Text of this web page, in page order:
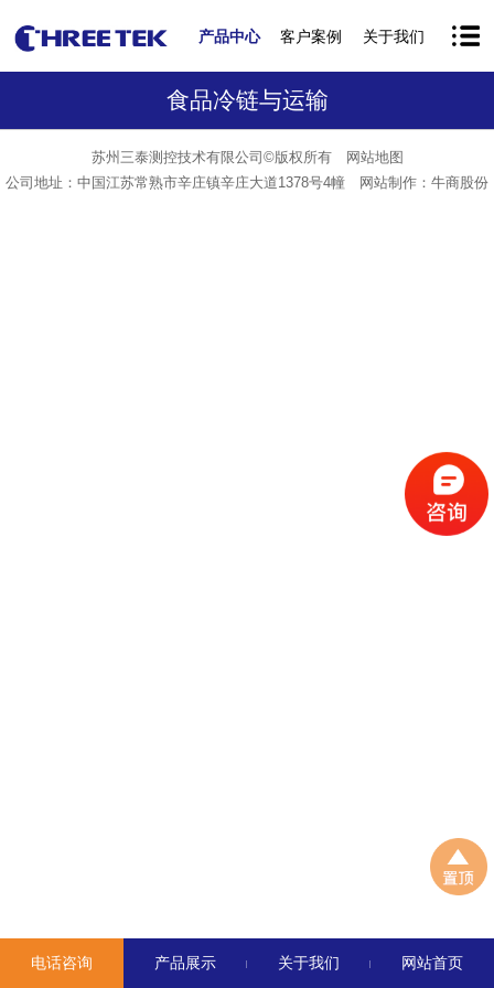
产品中心 客户案例 关于我们
食品冷链与运输
苏州三泰测控技术有限公司©版权所有
网站地图
公司地址：中国江苏常熟市辛庄镇辛庄大道1378号4幢
网站制作： 牛商股份
电话咨询 产品展示 关于我们 网站首页